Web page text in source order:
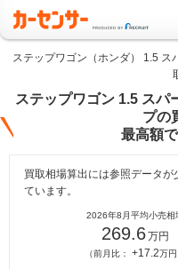
ステップワゴン（ホンダ） 1.5 ス
ステップワゴン 1.5 スパ
プの
最高額
買取相場算出には参照データ
ています。
2026年8月平均小売相
269.6万円
（前月比： +17.2万円